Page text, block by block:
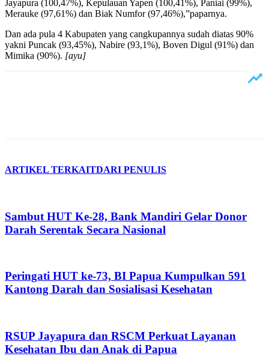
Jayapura (100,47%), Kepulauan Yapen (100,41%), Paniai (99%),
Merauke (97,61%) dan Biak Numfor (97,46%),”paparnya.
Dan ada pula 4 Kabupaten yang cangkupannya sudah diatas 90%
yakni Puncak (93,45%), Nabire (93,1%), Boven Digul (91%) dan
Mimika (90%). [ayu]
ARTIKEL TERKAITDARI PENULIS
Sambut HUT Ke-28, Bank Mandiri Gelar Donor
Darah Serentak Secara Nasional
Peringati HUT ke-73, BI Papua Kumpulkan 591
Kantong Darah dan Sosialisasi Kesehatan
RSUP Jayapura dan RSCM Perkuat Layanan
Kesehatan Ibu dan Anak di Papua